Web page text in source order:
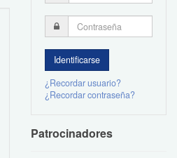
¿Recordar usuario?
¿Recordar contraseña?
Patrocinadores